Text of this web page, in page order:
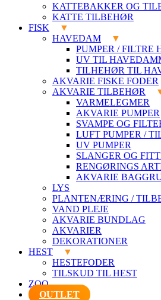
KATTEBAKKER OG
KATTE TILBEHØR
FISK
HAVEDAM
PUMPER / FILTRE
UV TIL
TILHEHØR TIL
AKVARIE FISKE FODER
AKVARIE TILBEHØR
VARMELEGMER
AKVARIE PUMPER
SVAMPE OG
LUFT PUMPER /
UV PUMPER
SLANGER OG
RENGØRINGS
AKVARIE
LYS
PLANTENÆRING /
VAND PLEJE
AKVARIE BUNDLAG
AKVARIER
DEKORATIONER
HEST
HESTEFODER
TILSKUD TIL HEST
ZOO
OUTLET